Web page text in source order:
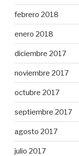
febrero 2018
enero 2018
diciembre 2017
noviembre 2017
octubre 2017
septiembre 2017
agosto 2017
julio 2017